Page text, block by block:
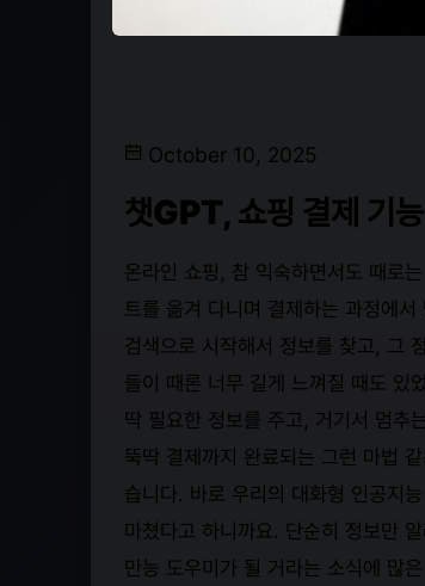
October 10, 2025
챗GPT, 쇼핑 결제 기
온라인 쇼핑, 참 익숙하면서도 때로
트를 옮겨 다니며 결제하는 과정에
검색으로 시작해서 정보를 찾고, 그
들이 때론 너무 길게 느껴질 때도 있
딱 필요한 정보를 주고, 거기서 멈추
뚝딱 결제까지 완료되는 그런 마법
습니다. 바로 우리의 대화형 인공지
마쳤다고 하니까요. 단순히 정보만
만능 도우미가 될 거라는 소식에 많